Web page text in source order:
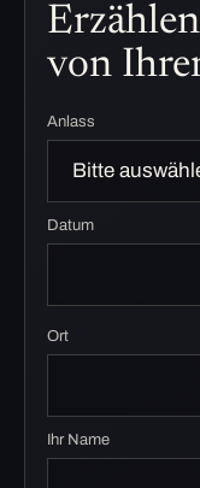
von
Anlass
Datum
Ort
Ihr Name